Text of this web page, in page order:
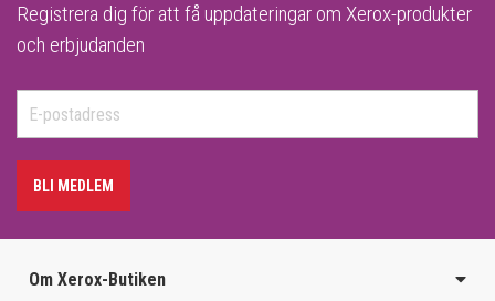
Registrera dig för att få uppdateringar om Xerox-produkter
och erbjudanden
BLI MEDLEM
Om Xerox-Butiken